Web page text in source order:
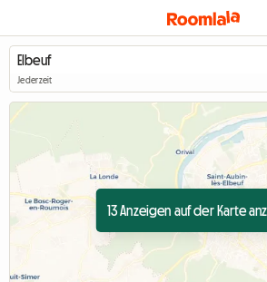
Jederzeit
13 Anzeigen auf der Karte